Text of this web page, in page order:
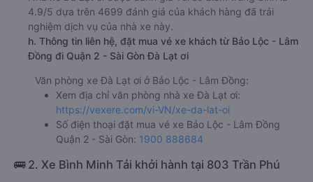
4.9/5 dựa trên 4699 đánh giá của khách hàng đã trải
nghiệm dịch vụ của nhà xe này.
h. Thông tin liên hệ, đặt mua vé xe khách từ Bảo Lộc - Lâm
Đồng đi Quận 2 - Sài Gòn Đà Lạt ơi
Văn phòng xe Đà Lạt ơi ở Bảo Lộc - Lâm Đồng:
Xem địa chỉ văn phòng nhà xe Đà Lạt ơi:
https://vexere.com/vi-VN/xe-da-lat-oi
Số điện thoại đặt mua vé xe Bảo Lộc - Lâm Đồng
Quận 2 - Sài Gòn: 1900 888684
🚌 2. Xe Bình Minh Tải khởi hành tại 803 Trần Phú